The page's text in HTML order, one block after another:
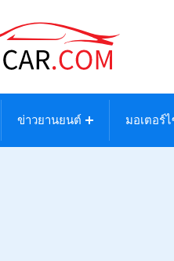
ข่าวยานยนต์ มอเตอร์